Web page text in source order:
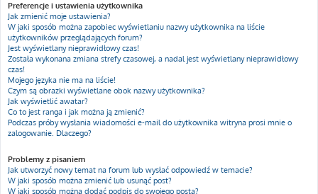
Preferencje i ustawienia użytkownika
Jak zmienić moje ustawienia?
W jaki sposób można zapobiec wyświetlaniu nazwy użytkownika na liście
użytkowników przeglądających forum?
Jest wyświetlany nieprawidłowy czas!
Została wykonana zmiana strefy czasowej, a nadal jest wyświetlany nieprawidłowy
czas!
Mojego języka nie ma na liście!
Czym są obrazki wyświetlane obok nazwy użytkownika?
Jak wyświetlić awatar?
Co to jest ranga i jak można ją zmienić?
Podczas próby wysłania wiadomości e-mail do użytkownika witryna prosi mnie o
zalogowanie. Dlaczego?
Problemy z pisaniem
Jak utworzyć nowy temat na forum lub wysłać odpowiedź w temacie?
W jaki sposób można zmienić lub usunąć post?
W jaki sposób można dodać podpis do swojego posta?